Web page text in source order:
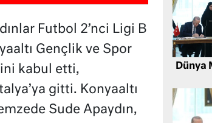
Futbol 2’nci Ligi B
Gençlik ve Spor
kabul etti,
gitti. Konyaaltı
Sude Apaydın,
Dünya